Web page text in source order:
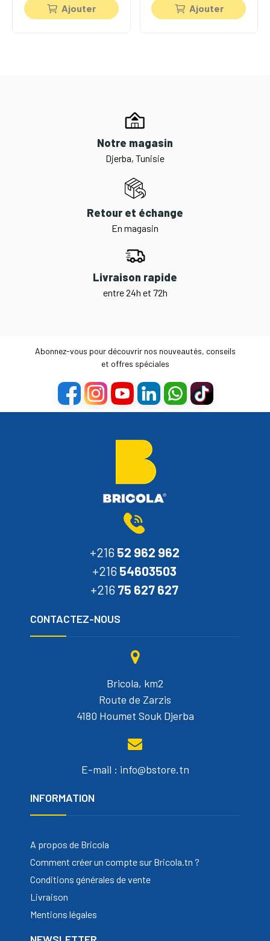
Ajouter Ajouter
Notre magasin
Djerba, Tunisie
Retour et échange
En magasin
Livraison rapide
entre 24h et 72h
Abonnez-vous pour découvrir nos nouveautés, conseils
et offres spéciales
+216 52 962 962
+216 54603503
+216 75 627 627
CONTACTEZ-NOUS
Bricola, km2
Route de Zarzis
4180 Houmet Souk Djerba
E-mail : info@bstore.tn
INFORMATION
A propos de Bricola
Comment créer un compte sur Bricola.tn ?
Conditions générales de vente
Livraison
Mentions légales